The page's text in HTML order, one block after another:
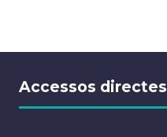
Accessos directes